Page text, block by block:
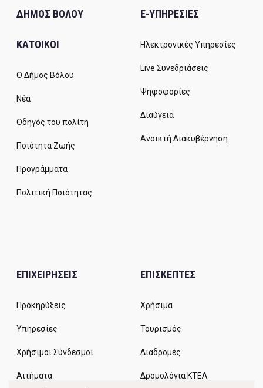
ΔΗΜΟΣ ΒΟΛΟΥ
ΚΑΤΟΙΚΟΙ
Ο Δήμος Βόλου
Νέα
Οδηγός του πολίτη
Ποιότητα Ζωής
Προγράμματα
Πολιτική Ποιότητας
E-ΥΠΗΡΕΣΙΕΣ
Ηλεκτρονικές Υπηρεσίες
Live Συνεδριάσεις
Ψηφοφορίες
Διαύγεια
Ανοικτή Διακυβέρνηση
ΕΠΙΧΕΙΡΗΣΕΙΣ
Προκηρύξεις
Υπηρεσίες
Χρήσιμοι Σύνδεσμοι
Αιτήματα
ΕΠΙΣΚΕΠΤΕΣ
Χρήσιμα
Τουρισμός
Διαδρομές
Δρομολόγια ΚΤΕΛ